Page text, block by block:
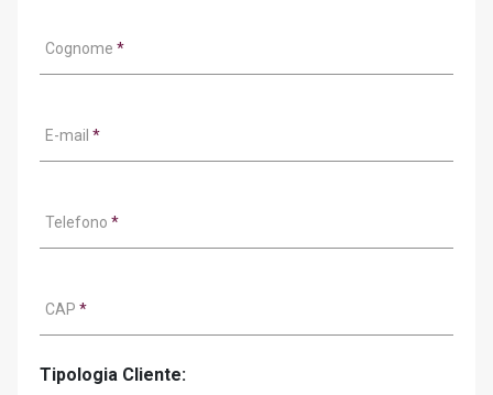
Cognome *
E-mail *
Telefono *
CAP *
Tipologia Cliente: